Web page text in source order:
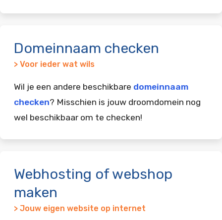
Domeinnaam checken
> Voor ieder wat wils
Wil je een andere beschikbare domeinnaam
checken? Misschien is jouw droomdomein nog
wel beschikbaar om te checken!
Webhosting of webshop
maken
> Jouw eigen website op internet